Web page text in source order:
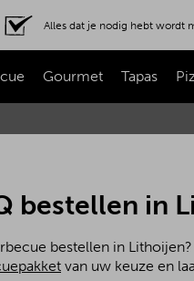
Alles dat je nodig hebt wordt
Gourmet Tapas
bestellen in
bestellen in
van uw keuze en